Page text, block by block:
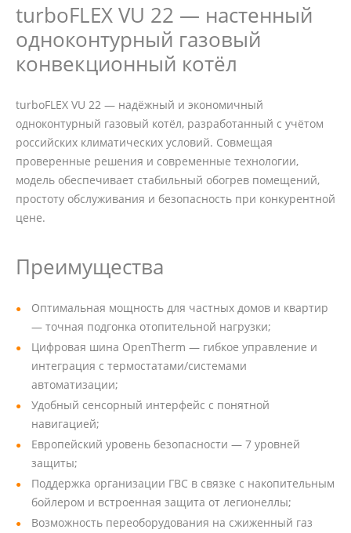
turboFLEX VU 22 — настенный
одноконтурный газовый
конвекционный котёл
turboFLEX VU 22 — надёжный и экономичный
одноконтурный газовый котёл, разработанный с учётом
российских климатических условий. Совмещая
проверенные решения и современные технологии,
модель обеспечивает стабильный обогрев помещений,
простоту обслуживания и безопасность при конкурентной
цене.
Преимущества
Оптимальная мощность для частных домов и квартир
— точная подгонка отопительной нагрузки;
Цифровая шина OpenTherm — гибкое управление и
интеграция с термостатами/системами
автоматизации;
Удобный сенсорный интерфейс с понятной
навигацией;
Европейский уровень безопасности — 7 уровней
защиты;
Поддержка организации ГВС в связке с накопительным
бойлером и встроенная защита от легионеллы;
Возможность переоборудования на сжиженный газ